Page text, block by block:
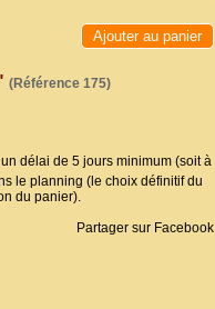
Ajouter au panier
(Référence 175)
délai de 5 jours minimum (soit à
le planning (le choix définitif du
du panier).
Partager sur Facebook